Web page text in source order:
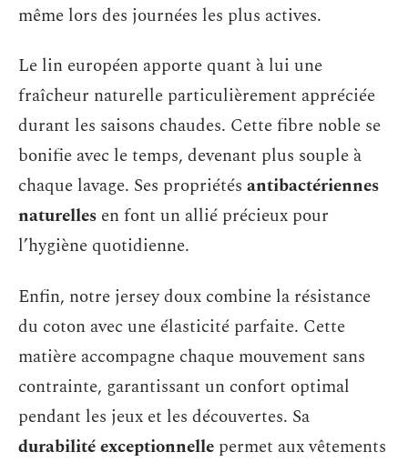
même lors des journées les plus actives.
Le lin européen apporte quant à lui une
fraîcheur naturelle particulièrement appréciée
durant les saisons chaudes. Cette fibre noble se
bonifie avec le temps, devenant plus souple à
chaque lavage. Ses propriétés antibactériennes
naturelles en font un allié précieux pour
l’hygiène quotidienne.
Enfin, notre jersey doux combine la résistance
du coton avec une élasticité parfaite. Cette
matière accompagne chaque mouvement sans
contrainte, garantissant un confort optimal
pendant les jeux et les découvertes. Sa
durabilité exceptionnelle permet aux vêtements